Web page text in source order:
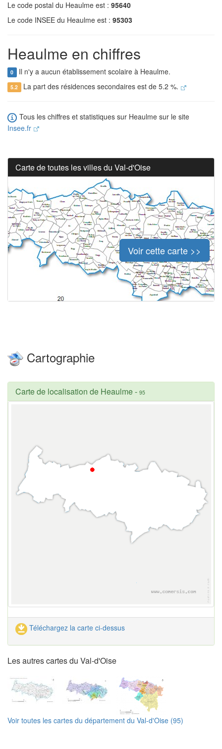
Le code postal du Heaulme est : 95640
Le code INSEE du Heaulme est : 95303
Heaulme en chiffres
0 Il n'y a aucun établissement scolaire à Heaulme.
5.2 La part des résidences secondaires est de 5.2 %.
Tous les chiffres et statistiques sur Heaulme sur le site
Insee.fr
Carte de toutes les villes du Val-d'Oise
Voir cette carte >>
Cartographie
Carte de localisation de Heaulme- 95
Téléchargez la carte ci-dessus
Les autres cartes du Val-d'Oise
Voir toutes les cartes du département du Val-d'Oise (95)